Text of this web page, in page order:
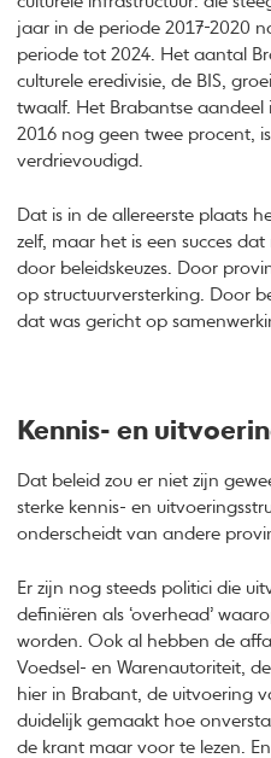
jaar in de periode 2017-2020
periode tot 2024. Het aantal
culturele eredivisie, de BIS,
twaalf. Het Brabantse aandeel
2016 nog geen twee procent,
verdrievoudigd.
Dat is in de allereerste plaats
zelf, maar het is een succes
door beleidskeuzes. Door
op structuurversterking. Door
dat was gericht op
Kennis- en
Dat beleid zou er niet zijn
sterke kennis- en
onderscheidt van andere
Er zijn nog steeds politici die
definiëren als ‘overhead’
worden. Ook al hebben de
Voedsel- en Warenautoriteit,
hier in Brabant, de uitvoering
duidelijk gemaakt hoe
de krant maar voor te lezen.